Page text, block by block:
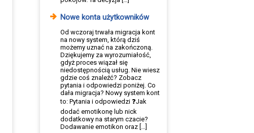
Nowe konta użytkowników
Od wczoraj trwała migracja kont
na nowy system, którą dziś
możemy uznać na zakończoną.
Dziękujemy za wyrozumiałość,
gdyż proces wiązał się
niedostępnością usług. Nie wiesz
gdzie coś znaleźć? Zobacz
pytania i odpowiedzi poniżej. Co
dała migracja? Nowy system kont
to: Pytania i odpowiedzi ❓Jak
dodać emotikonę lub nick
dodatkowy na starym czacie?
Dodawanie emotikon oraz […]